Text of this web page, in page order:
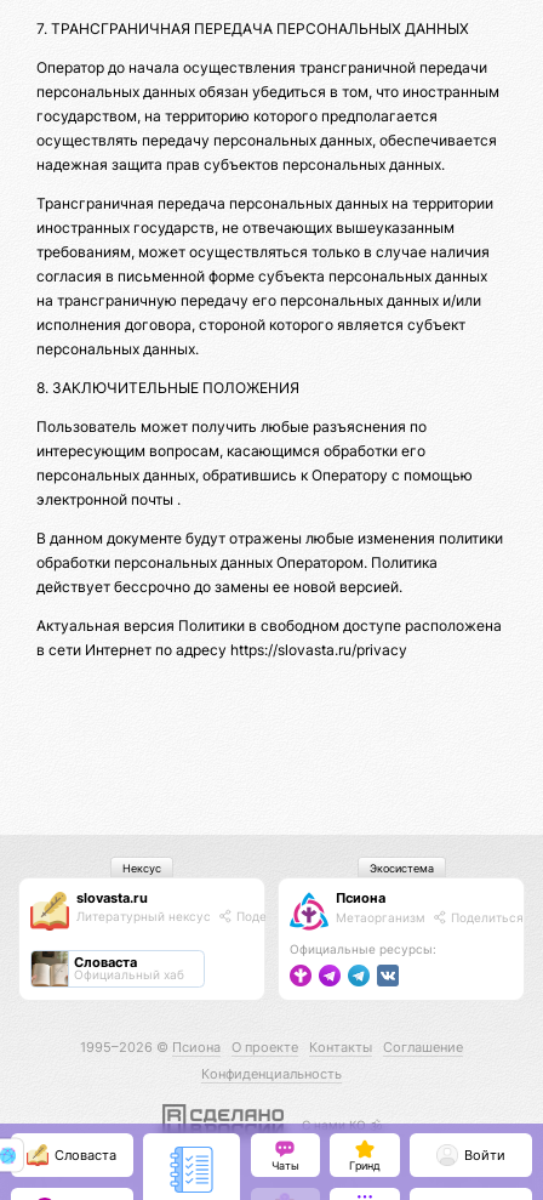
7. ТРАНСГРАНИЧНАЯ ПЕРЕДАЧА ПЕРСОНАЛЬНЫХ ДАННЫХ
Оператор до начала осуществления трансграничной передачи
персональных данных обязан убедиться в том, что иностранным
государством, на территорию которого предполагается
осуществлять передачу персональных данных, обеспечивается
надежная защита прав субъектов персональных данных.
Трансграничная передача персональных данных на территории
иностранных государств, не отвечающих вышеуказанным
требованиям, может осуществляться только в случае наличия
согласия в письменной форме субъекта персональных данных
на трансграничную передачу его персональных данных и/или
исполнения договора, стороной которого является субъект
персональных данных.
8. ЗАКЛЮЧИТЕЛЬНЫЕ ПОЛОЖЕНИЯ
Пользователь может получить любые разъяснения по
интересующим вопросам, касающимся обработки его
персональных данных, обратившись к Оператору с помощью
электронной почты .
В данном документе будут отражены любые изменения политики
обработки персональных данных Оператором. Политика
действует бессрочно до замены ее новой версией.
Актуальная версия Политики в свободном доступе расположена
в сети Интернет по адресу https://slovasta.ru/privacy
slovasta.ru
Литературный нексус Поделиться
Словаста
Официальный хаб
Нексус
Псиона
Метаорганизм Поделиться
Официальные ресурсы:
Экосистема
1995–2026 © Псиона О проекте Контакты
Соглашение
Конфиденциальность
С нами КО 🕉️
Словаста
Чаты Гринд
Войти